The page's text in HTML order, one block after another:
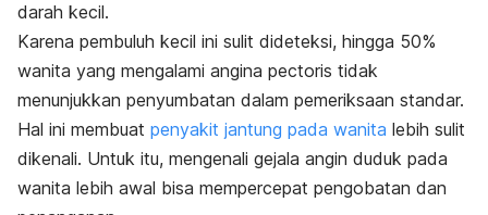
darah kecil.
Karena pembuluh kecil ini sulit dideteksi, hingga 50%
wanita yang mengalami angina pectoris tidak
menunjukkan penyumbatan dalam pemeriksaan standar.
Hal ini membuat penyakit jantung pada wanita lebih sulit
dikenali. Untuk itu, mengenali gejala angin duduk pada
wanita lebih awal bisa mempercepat pengobatan dan